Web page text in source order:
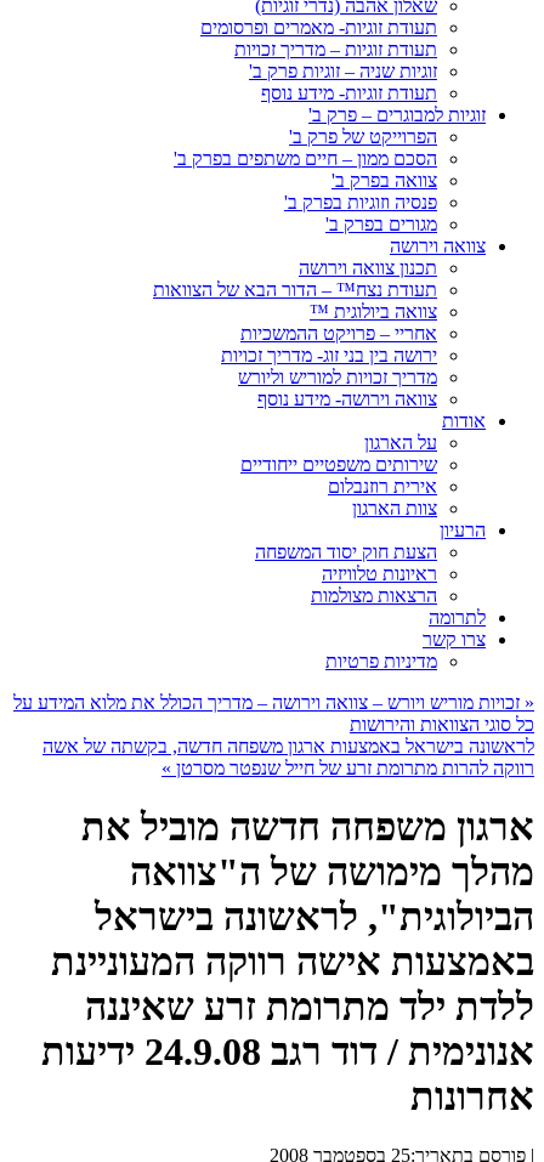
שאלון אהבה (נדרי זוגיות)
תעודת זוגיות- מאמרים ופרסומים
תעודת זוגיות – מדריך זכויות
זוגיות שניה – זוגיות פרק ב'
תעודת זוגיות- מידע נוסף
זוגיות למבוגרים – פרק ב'
הפרוייקט של פרק ב'
הסכם ממון – חיים משתפים בפרק ב'
צוואה בפרק ב'
פנסיה וזוגיות בפרק ב'
מגורים בפרק ב'
צוואה וירושה
תכנון צוואה וירושה
תעודת נצח™ – הדור הבא של הצוואות
צוואה ביולוגית ™
אחריי – פרויקט ההמשכיות
ירושה בין בני זוג- מדריך זכויות
מדריך זכויות למוריש וליורש
צוואה וירושה- מידע נוסף
אודות
על הארגון
שירותים משפטיים ייחודיים
אירית רוזנבלום
צוות הארגון
הרעיון
הצעת חוק יסוד המשפחה
ראיונות טלוויזיה
הרצאות מצולמות
לתרומה
צרו קשר
מדיניות פרטיות
« זכויות מוריש ויורש – צוואה וירושה – מדריך הכולל את מלוא המידע על
כל סוגי הצוואות והירושות
לראשונה בישראל באמצעות ארגון משפחה חדשה, בקשתה של אשה
רווקה להרות מתרומת זרע של חייל שנפטר מסרטן »
ארגון משפחה חדשה מוביל את
מהלך מימושה של ה"צוואה
הביולוגית", לראשונה בישראל
באמצעות אישה רווקה המעוניינת
ללדת ילד מתרומת זרע שאיננה
אנונימית / דוד רגב 24.9.08 ידיעות
אחרונות
| פורסם בתאריך:25 בספטמבר 2008